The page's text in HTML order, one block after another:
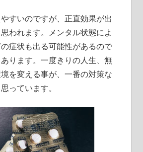
すいのですが、正直効果が出
われます。メンタル状態によ
症状も出る可能性があるので
ります。一度きりの人生、無
を変える事が、一番の対策な
っています。